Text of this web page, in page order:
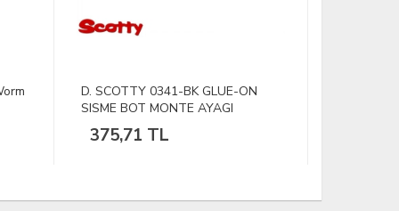
D. SCOTTY 0341-BK GLUE-ON
SISME BOT MONTE AYAGI
375,71 TL